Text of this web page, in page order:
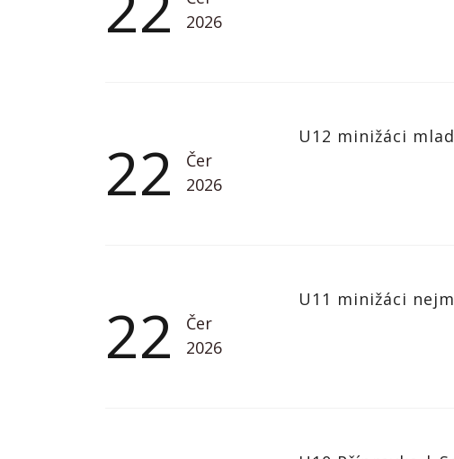
2026
22
Čer
2026
U12 minižáci
22
Čer
2026
U11 minižáci